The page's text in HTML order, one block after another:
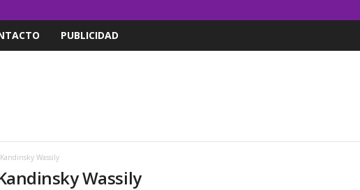
PUBLICIDAD
Kandinsky Wassily
Wassily